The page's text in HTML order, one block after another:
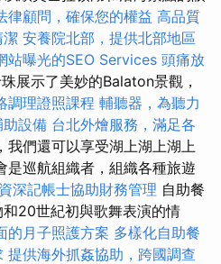
律顧問，確保您的權益 高品質
潔 安養院北部，提供北部地區
站曝光的SEO Services 頭痛放
展示了美妙的Balaton景觀，
調理證照課程 輔聽器，為聽力
設備 台北外燴服務，滿足各
我們還可以享受湖上湖上湖上
是巡航組織者，組織各種旅遊
資深記帳士協助財務管理 自助餐
20世紀初與歌舞表演的情
的月子照護方案 多樣化自助餐
提供海外抓姦協助，跨國調查